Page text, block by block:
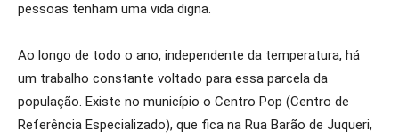
pessoas tenham uma vida digna.
Ao longo de todo o ano, independente da temperatura, há
um trabalho constante voltado para essa parcela da
população. Existe no município o Centro Pop (Centro de
Referência Especializado), que fica na Rua Barão de Juqueri,